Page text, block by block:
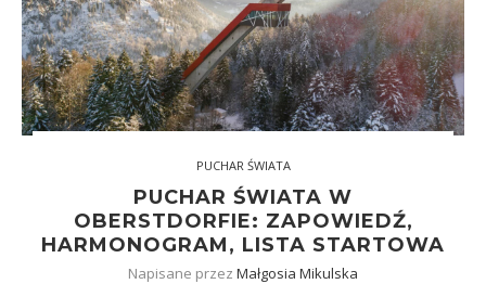
PUCHAR ŚWIATA
PUCHAR ŚWIATA W
OBERSTDORFIE: ZAPOWIEDŹ,
HARMONOGRAM, LISTA STARTOWA
Napisane przez Małgosia Mikulska